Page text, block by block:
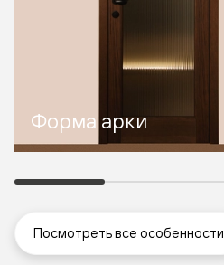
Форма арки
Посмотреть все особенности